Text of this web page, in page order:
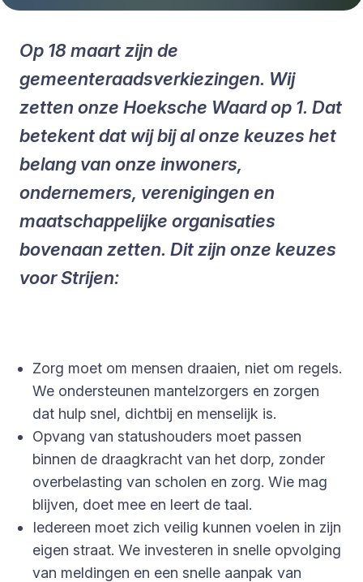
Op 18 maart zijn de
gemeenteraadsverkiezingen. Wij
zetten onze Hoeksche Waard op 1. Dat
betekent dat wij bij al onze keuzes het
belang van onze inwoners,
ondernemers, verenigingen en
maatschappelijke organisaties
bovenaan zetten. Dit zijn onze keuzes
voor Strijen:
Zorg moet om mensen draaien, niet om regels.
We ondersteunen mantelzorgers en zorgen
dat hulp snel, dichtbij en menselijk is.
Opvang van statushouders moet passen
binnen de draagkracht van het dorp, zonder
overbelasting van scholen en zorg. Wie mag
blijven, doet mee en leert de taal.
Iedereen moet zich veilig kunnen voelen in zijn
eigen straat. We investeren in snelle opvolging
van meldingen en een snelle aanpak van